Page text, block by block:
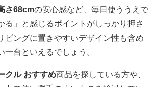
さ68cmの安心感など、毎日使ううえで
る」と感じるポイントがしっかり押さ
ビングに置きやすいデザイン性も含め
一台といえるでしょう。
クル おすすめ商品を探している方や、